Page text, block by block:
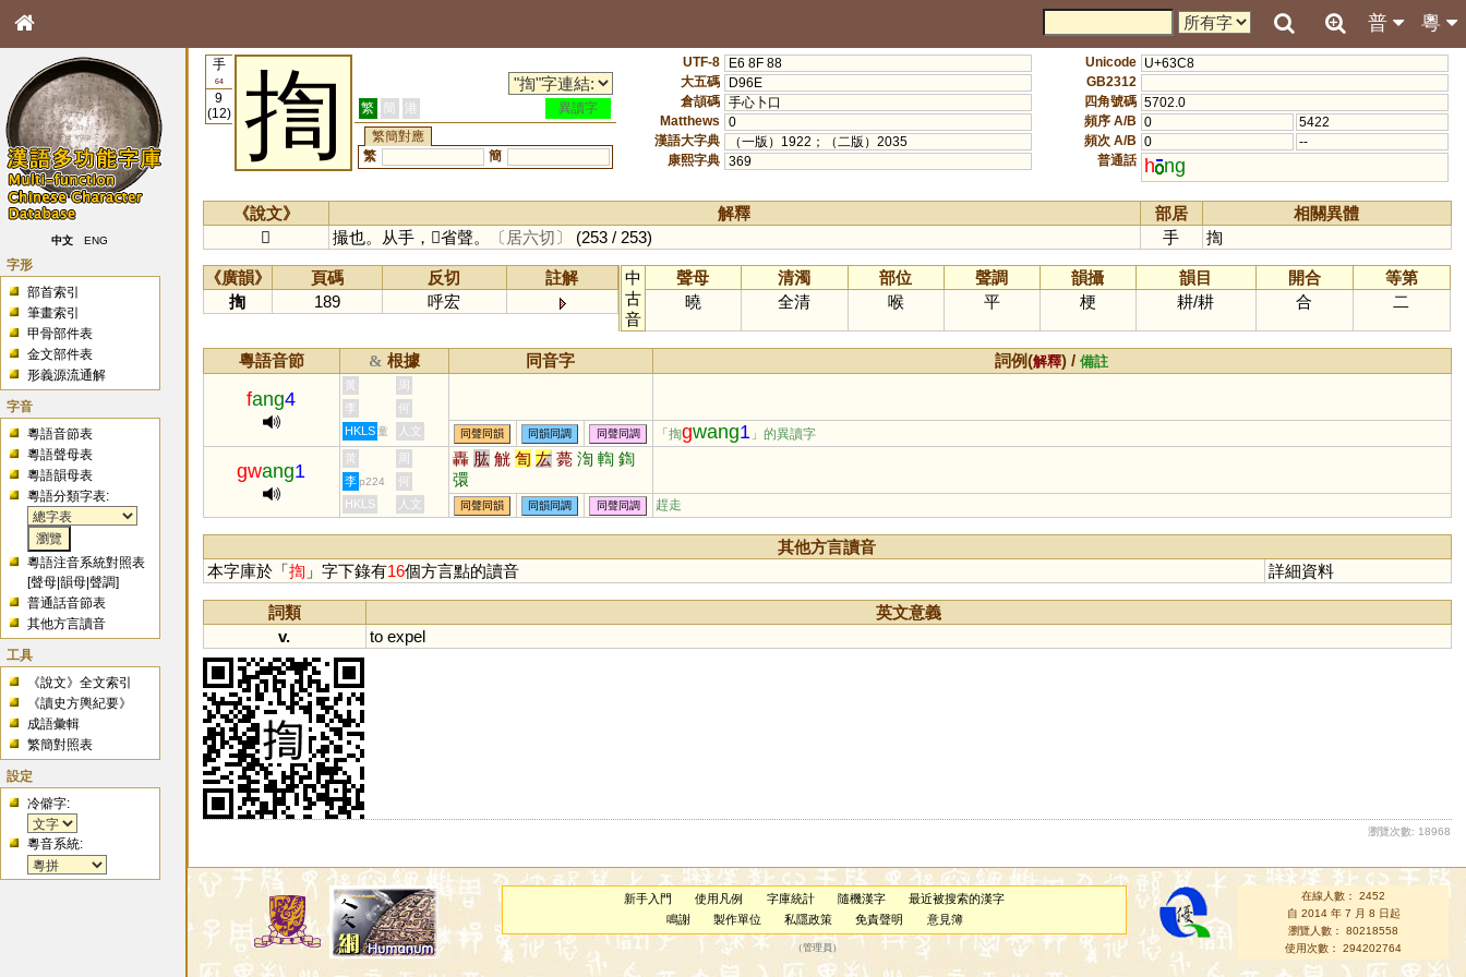
粵
普
中文 ENG
字形
部首索引
筆畫索引
甲骨部件表
金文部件表
形義源流通解
字音
粵語音節表
粵語聲母表
粵語韻母表
粵語分類字表:
粵語注音系統對照表
[聲母 |韻母 |聲調]
普通話音節表
其他方言讀音
工具
《說文》全文索引
《讀史方輿紀要》
成語彙輯
繁簡對照表
設定
冷僻字:
粵音系統:
手
64
9
(12)
揈 繁 簡 港
異讀字
繁簡對應
繁
簡
UTF-8
E6 8F 88
大五碼
D96E
倉頡碼 手心卜口
Matthews
0
漢語大字典
（一版）1922；（二版）2035
康熙字典 369
Unicode U+63C8
GB2312
四角號碼 5702.0
頻序 A/B 0
5422
頻次 A/B 0
--
普通話 h ng
《說文》 解釋 部居
相關異體
𢱬
撮也。从手，𥷚省聲。 〔居六切〕 (253 / 253) 手 揈
《廣韻》 頁碼 反切
註解
揈
189 呼宏
中
古
音
聲母 清濁 部位 聲調 韻攝 韻目 開合
等第
曉
全清 喉 平 梗 耕/耕 合 二
粵語音節 & 根據 同音字 詞例(解釋) /備註
fang4
黃
周
李
何
HKLS 童 人文 同聲同韻 同韻同調 同聲同調 「揈gwang1 」的異讀字
gwang1
黃 周 轟 肱 觥 訇 厷 薨 渹 輷 鍧
彋
李 p224
何
HKLS
人文 同聲同韻 同韻同調 同聲同調 趕走
其他方言讀音
本字庫於「揈 」字下錄有16個方言點的讀音 詳細資料
詞類
英文意義
v.
to expel
瀏覽次數: 18968
新手入門 使用凡例 字庫統計 隨機漢字
最近被搜索的漢字
鳴謝
製作單位 私隱政策 免責聲明 意見簿
（管理員 ）
在線人數： 2452
自 2014 年 7 月 8 日起
瀏覽人數： 80218558
使用次數： 294202764